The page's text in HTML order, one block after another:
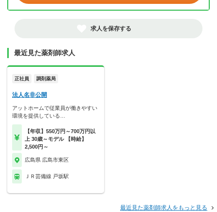
求人を保存する
最近見た薬剤師求人
正社員 調剤薬局
法人名非公開
アットホームで従業員が働きやすい
環境を提供している…
【年収】550万円～700万円以
上 30歳～モデル 【時給】
2,500円～
広島県 広島市東区
ＪＲ芸備線 戸坂駅
最近見た薬剤師求人をもっと見る